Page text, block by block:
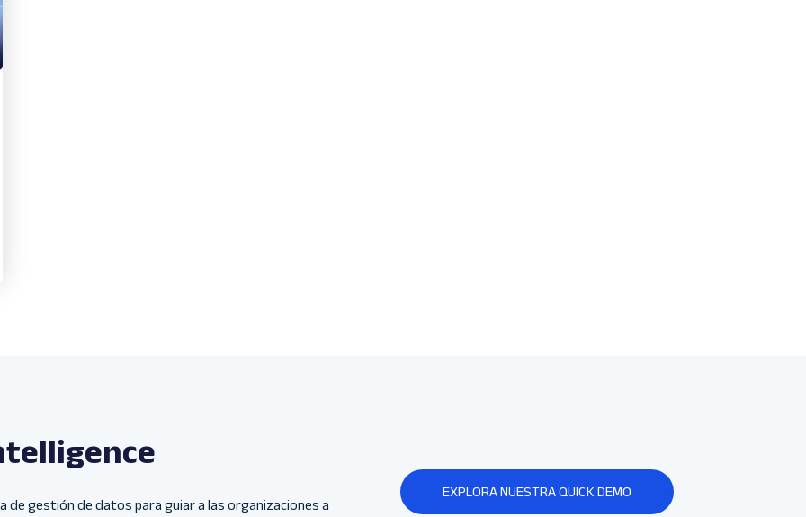
gestión de datos para guiar a las organizaciones a
EXPLORA NUESTRA QUICK DEMO